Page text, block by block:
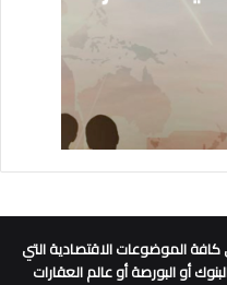
الموضوعات الاقتصادية التي
أو البورصة أو عالم العقارات